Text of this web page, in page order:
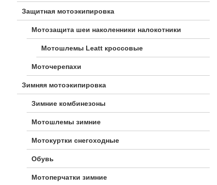
Защитная мотоэкипировка
Мотозащита шеи наколенники налокотники
Мотошлемы Leatt кроссовые
Моточерепахи
Зимняя мотоэкипировка
Зимние комбинезоны
Мотошлемы зимние
Мотокуртки снегоходные
Обувь
Мотоперчатки зимние